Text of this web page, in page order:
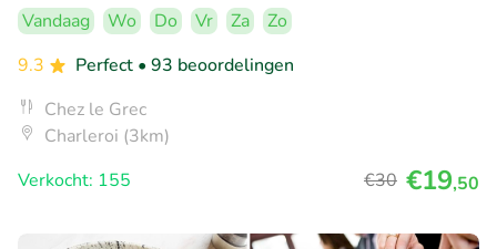
Vandaag Wo Do Vr Za
Zo
9.3
Perfect • 93 beoordelingen
Chez le Grec
Charleroi (3km)
Verkocht: 155
€30 €19,50